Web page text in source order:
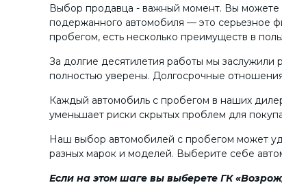
Выбор продавца - важный момент. Вы можете
подержанного автомобиля — это серьезное
пробегом, есть несколько преимуществ в
За долгие десятилетия работы мы
полностью уверены. Долгосрочные
Каждый автомобиль с пробегом в наших
уменьшает риски скрытых проблем для
Наш выбор автомобилей с пробегом может
разных марок и моделей. Выберите себе
Если на этом шаге вы выберете ГК